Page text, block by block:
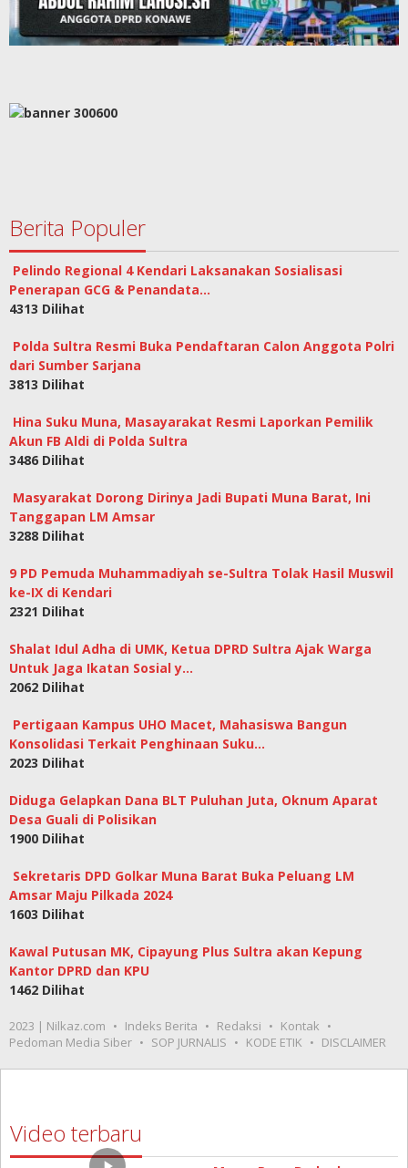
Berita Populer
Pelindo Regional 4 Kendari Laksanakan Sosialisasi
Penerapan GCG & Penandata…
4313 Dilihat
Polda Sultra Resmi Buka Pendaftaran Calon Anggota Polri
dari Sumber Sarjana
3813 Dilihat
Hina Suku Muna, Masayarakat Resmi Laporkan Pemilik
Akun FB Aldi di Polda Sultra
3486 Dilihat
Masyarakat Dorong Dirinya Jadi Bupati Muna Barat, Ini
Tanggapan LM Amsar
3288 Dilihat
9 PD Pemuda Muhammadiyah se-Sultra Tolak Hasil Muswil
ke-IX di Kendari
2321 Dilihat
Shalat Idul Adha di UMK, Ketua DPRD Sultra Ajak Warga
Untuk Jaga Ikatan Sosial y…
2062 Dilihat
Pertigaan Kampus UHO Macet, Mahasiswa Bangun
Konsolidasi Terkait Penghinaan Suku…
2023 Dilihat
Diduga Gelapkan Dana BLT Puluhan Juta, Oknum Aparat
Desa Guali di Polisikan
1900 Dilihat
Sekretaris DPD Golkar Muna Barat Buka Peluang LM
Amsar Maju Pilkada 2024
1603 Dilihat
Kawal Putusan MK, Cipayung Plus Sultra akan Kepung
Kantor DPRD dan KPU
1462 Dilihat
2023 | Nilkaz.com Indeks Berita Redaksi
Kontak
Pedoman Media Siber
SOP JURNALIS KODE ETIK DISCLAIMER
Video terbaru